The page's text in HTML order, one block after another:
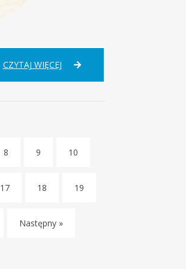
CZYTAJ WIĘCEJURODZINY
8 9 10
17 18 19
Następny »